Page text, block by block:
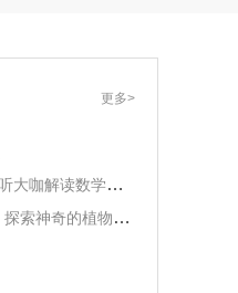
更多>
院士专家讲科学第十季第一期 | 听大咖解读数学课程课标
《知识就是力量》小记者活动之 探索神奇的植物生长